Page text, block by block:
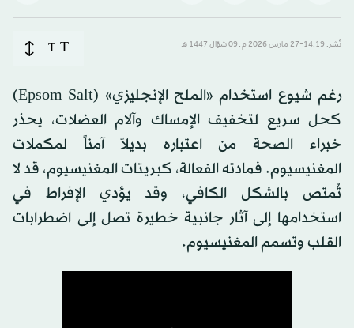
نُشر: 14:19-27 مارس 2026 م ـ 09 شوّال 1447 هـ T
T
رغم شيوع استخدام «الملح الإنجليزي» (Epsom Salt)
كحل سريع لتخفيف الإمساك وآلام العضلات، يحذر
خبراء الصحة من اعتباره بديلاً آمناً لمكملات
المغنيسيوم. فمادته الفعالة، كبريتات المغنيسيوم، قد لا
تُمتص بالشكل الكافي، وقد يؤدي الإفراط في
استخدامها إلى آثار جانبية خطيرة تصل إلى اضطرابات
القلب وتسمم المغنيسيوم.